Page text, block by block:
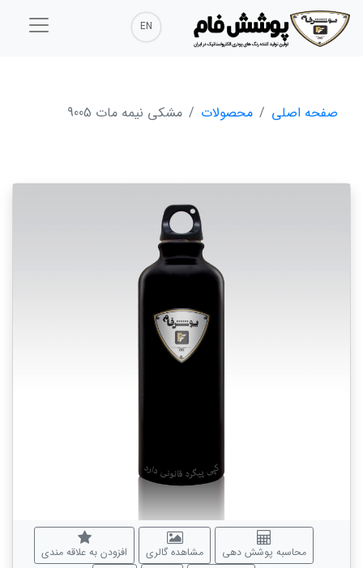
EN
صفحه اصلی محصولات مشکی نیمه مات 9005
محاسبه پوشش دهی مشاهده گالری افزودن به علاقه مندی